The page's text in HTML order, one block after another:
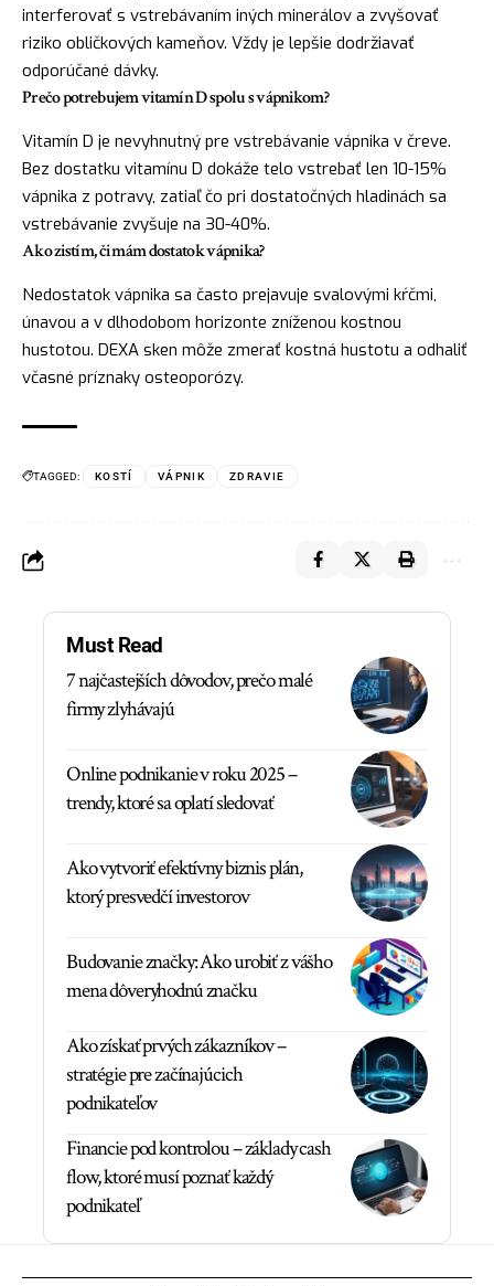
interferovať s vstrebávaním iných minerálov a zvyšovať
riziko obličkových kameňov. Vždy je lepšie dodržiavať
odporúčané dávky.
Prečo potrebujem vitamín D spolu s vápnikom?
Vitamín D je nevyhnutný pre vstrebávanie vápnika v čreve.
Bez dostatku vitamínu D dokáže telo vstrebať len 10-15%
vápnika z potravy, zatiaľ čo pri dostatočných hladinách sa
vstrebávanie zvyšuje na 30-40%.
Ako zistím, či mám dostatok vápnika?
Nedostatok vápnika sa často prejavuje svalovými kŕčmi,
únavou a v dlhodobom horizonte zníženou kostnou
hustotou. DEXA sken môže zmerať kostná hustotu a odhaliť
včasné príznaky osteoporózy.
TAGGED: KOSTÍ VÁPNIK ZDRAVIE
Must Read
7 najčastejších dôvodov, prečo malé
firmy zlyhávajú
Online podnikanie v roku 2025 –
trendy, ktoré sa oplatí sledovať
Ako vytvoriť efektívny biznis plán,
ktorý presvedčí investorov
Budovanie značky: Ako urobiť z vášho
mena dôveryhodnú značku
Ako získať prvých zákazníkov –
stratégie pre začínajúcich
podnikateľov
Financie pod kontrolou – základy cash
flow, ktoré musí poznať každý
podnikateľ